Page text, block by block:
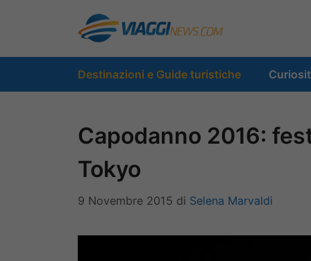
contenuto
Destinazioni e Guide turistiche
Capodanno 2016:
Tokyo
9 Novembre 2015 di Selena Marvaldi